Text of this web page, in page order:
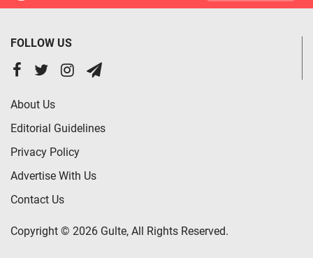
FOLLOW US
About Us
Editorial Guidelines
Privacy Policy
Advertise With Us
Contact Us
Copyright © 2026 Gulte, All Rights Reserved.